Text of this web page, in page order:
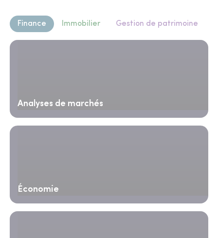
Finance Immobilier Gestion de patrimoine
Analyses de marchés
Économie